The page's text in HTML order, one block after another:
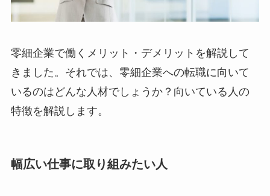
零細企業で働くメリット・デメリットを解説して
きました。それでは、零細企業への転職に向いて
いるのはどんな人材でしょうか？向いている人の
特徴を解説します。
幅広い仕事に取り組みたい人